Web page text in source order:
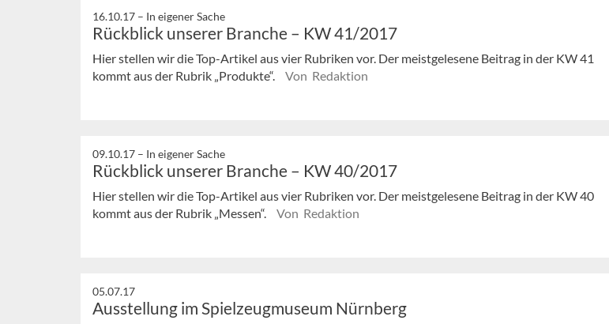
16.10.17 – In eigener Sache
Rückblick unserer Branche – KW 41/2017
Hier stellen wir die Top-Artikel aus vier Rubriken vor. Der meistgelesene Beitrag in der KW 41
kommt aus der Rubrik „Produkte“.
Von Redaktion
09.10.17 – In eigener Sache
Rückblick unserer Branche – KW 40/2017
Hier stellen wir die Top-Artikel aus vier Rubriken vor. Der meistgelesene Beitrag in der KW 40
kommt aus der Rubrik „Messen“.
Von Redaktion
05.07.17
Ausstellung im Spielzeugmuseum Nürnberg